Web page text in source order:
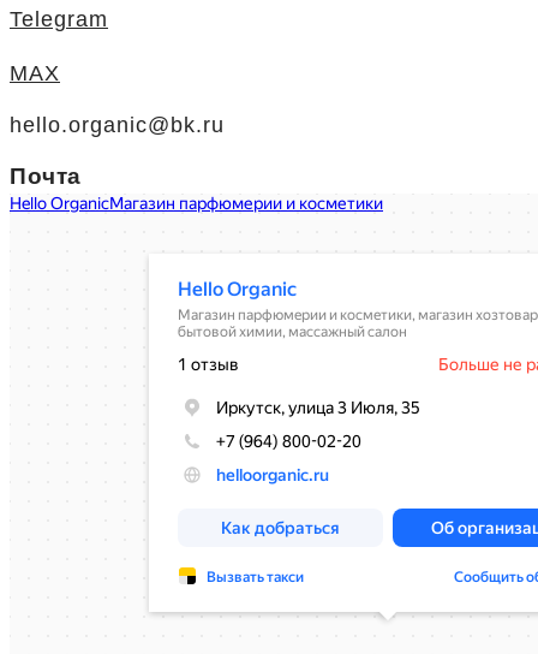
Telegram
MAX
hello.organic@bk.ru
Почта